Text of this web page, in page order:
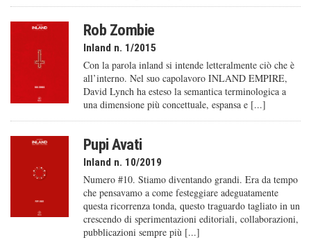
Rob Zombie
Inland n. 1/2015
Con la parola inland si intende letteralmente ciò che è
all’interno. Nel suo capolavoro INLAND EMPIRE,
David Lynch ha esteso la semantica terminologica a
una dimensione più concettuale, espansa e [...]
Pupi Avati
Inland n. 10/2019
Numero #10. Stiamo diventando grandi. Era da tempo
che pensavamo a come festeggiare adeguatamente
questa ricorrenza tonda, questo traguardo tagliato in un
crescendo di sperimentazioni editoriali, collaborazioni,
pubblicazioni sempre più [...]